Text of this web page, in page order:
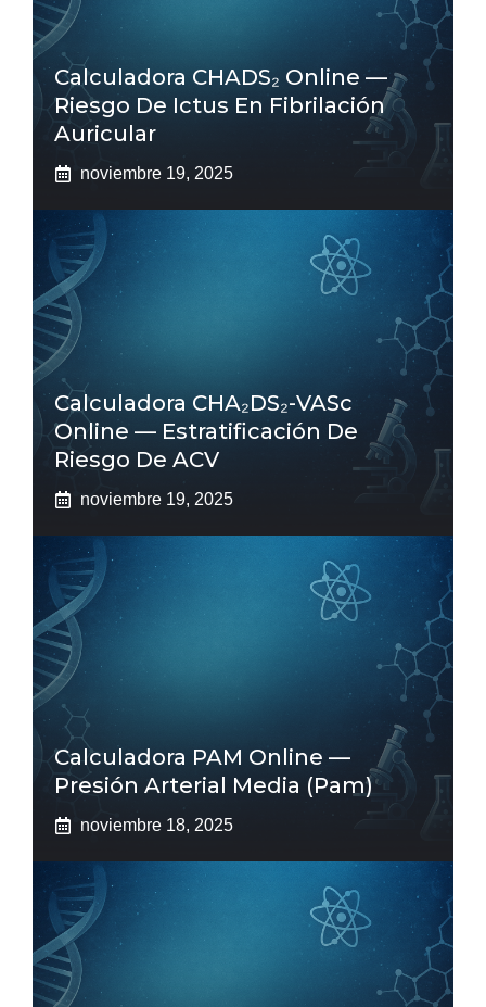
Calculadora CHADS₂ Online —
Riesgo De Ictus En Fibrilación
Auricular
noviembre 19, 2025
Calculadora CHA₂DS₂-VASc
Online — Estratificación De
Riesgo De ACV
noviembre 19, 2025
Calculadora PAM Online —
Presión Arterial Media (pam)
noviembre 18, 2025